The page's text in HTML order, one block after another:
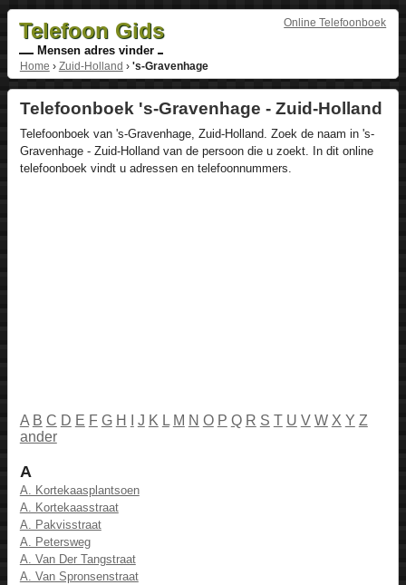
Online Telefoonboek
Telefoon Gids
Mensen adres vinder
Home › Zuid-Holland › 's-Gravenhage
Telefoonboek 's-Gravenhage - Zuid-Holland
Telefoonboek van 's-Gravenhage, Zuid-Holland. Zoek de naam in 's-
Gravenhage - Zuid-Holland van de persoon die u zoekt. In dit online
telefoonboek vindt u adressen en telefoonnummers.
A B C D E F G H J K L M N O P Q R S T U V W X Y Z
ander
A
A. Kortekaasplantsoen
A. Kortekaasstraat
A. Pakvisstraat
A. Petersweg
A. Van Der Tangstraat
A. Van Spronsenstraat